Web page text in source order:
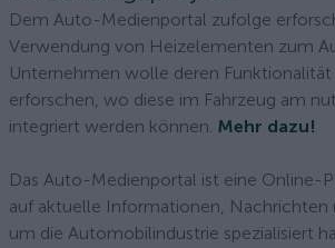
Dem Auto-Medienportal zufolge
Verwendung von Heizelementen zum
Unternehmen wolle deren Funktionalität
erforschen, wo diese im Fahrzeug am
integriert werden können. Mehr dazu!
Das Auto-Medienportal ist eine Online-
auf aktuelle Informationen, Nachrichten
um die Automobilindustrie spezialisiert